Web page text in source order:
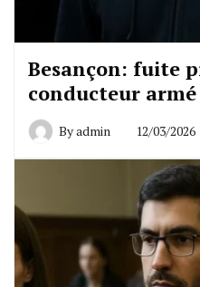
Besançon: fuite
conducteur
Byadmin 12/03/2026